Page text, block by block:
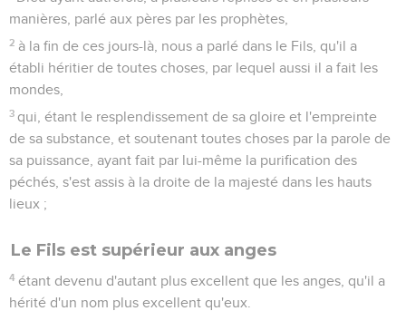
2 Car si la parole prononcée par les anges a été ferme, et si
toute transgression et désobéissance a reçu une juste
rétribution,
3 comment échapperons-nous, si nous négligeons un si
grand salut, qui, ayant commencé par être annoncé par le
Seigneur, nous a été confirmé par ceux qui l'avaient
entendu,
4 Dieu rendant témoignage avec eux par des signes et des
prodiges, et par divers miracles et distributions de l'Esprit
Celui qui conduit les hommes au salut
5 Car ce n'est point aux anges qu'il a assujetti le monde